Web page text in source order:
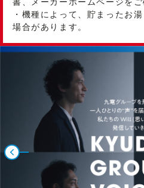
書、メーカーホームページを
・機種によって、貯まったお
場合があります。